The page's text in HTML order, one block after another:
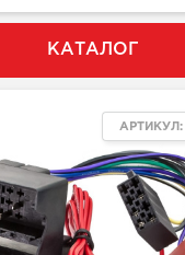
КАТАЛОГ
АРТИКУЛ: